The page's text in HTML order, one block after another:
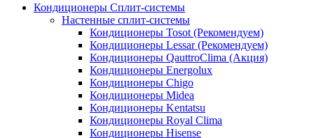
Кондиционеры Сплит-системы
Настенные сплит-системы
Кондиционеры Tosot (Рекомендуем)
Кондиционеры Lessar (Рекомендуем)
Кондиционеры QauttroClima (Акция)
Кондиционеры Energolux
Кондиционеры Chigo
Кондиционеры Midea
Кондиционеры Kentatsu
Кондиционеры Royal Clima
Кондиционеры Hisense